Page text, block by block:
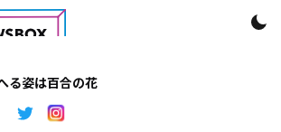
る姿は百合の花